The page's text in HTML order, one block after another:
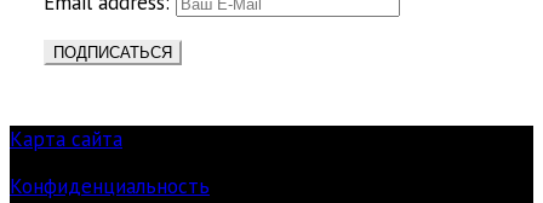
Карта сайта
Конфиденциальность